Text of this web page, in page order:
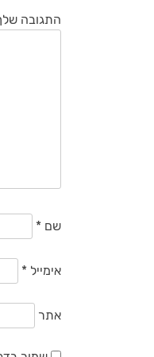
התגובה
שם*
אימייל*
אתר